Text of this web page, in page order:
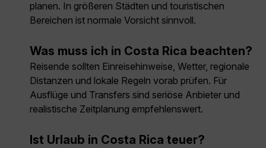
planen. In größeren Städten und touristischen
Bereichen ist normale Vorsicht sinnvoll.
Was muss ich in Costa Rica beachten?
Reisende sollten Einreisehinweise, Wetter, regionale
Distanzen und lokale Regeln vorab prüfen. Für
Ausflüge und Transfers sind seriöse Anbieter und
realistische Zeitplanung empfehlenswert.
Ist Urlaub in Costa Rica teuer?